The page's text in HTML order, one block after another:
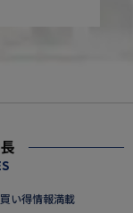
い得情報満載